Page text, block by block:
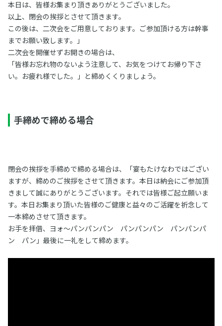
本日は、皆様お集まり頂きありがとうございました。
以上、閉会の挨拶とさせて頂きます。
この後は、二次会をご用意しております。ご参加頂ける方は幹事
までお願い致します。」
二次会を開催せずお開きの場合は、
「皆様お忘れ物のないよう注意して、お気をつけてお帰り下さ
い。お疲れ様でした。」と締めくくりましょう。
手締めで締める場合
閉会の挨拶を手締めで締める場合は、「宴もたけなわではござい
ますが、締めのご挨拶をさせて頂きます。本日は納会にご参加頂
きまして誠にありがとうございます。それでは皆様ご起立願いま
す。本日お集まり頂いた皆様のご健康と益々のご活躍を祈念して
一本締めさせて頂きます。
お手を拝借、ヨォ～パンパンパン パンパンパン パンパンパ
ン パン」最後に一礼をして締めます。